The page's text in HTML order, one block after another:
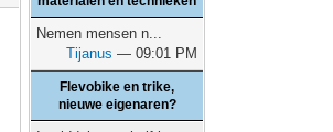
Nemen mensen n...
Tijanus — 09:01 PM
Flevobike en trike,
nieuwe eigenaren?